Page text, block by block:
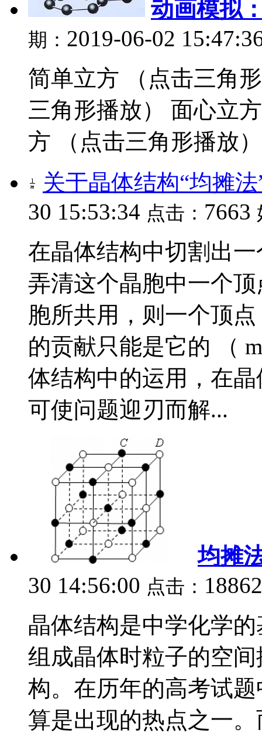
动画模拟
期： 2019-06-02
简单立方 （点击三角
三角形播放） 面心立
方 （点击三角形播放
关于晶体结构“均摊
30 15:53:34 点击： 7663
在晶体结构中切割出
弄清这个晶胞中一个
胞所共用，则一个顶
的贡献只能是它的 （
体结构中的运用，在
可使问题迎刃而解...
均摊
30 14:56:00 点击：
晶体结构是中学化学
组成晶体时粒子的空
构。在历年的高考试
算是出现的热点之一